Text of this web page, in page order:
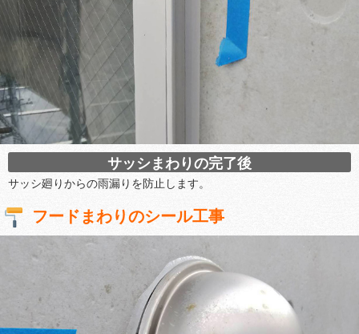
サッシまわりの完了後
サッシ廻りからの雨漏りを防止します。
フードまわりのシール工事